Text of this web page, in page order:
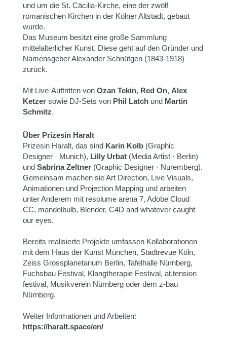
und um die St. Cäcilia-Kirche, eine der zwölf
romanischen Kirchen in der Kölner Altstadt, gebaut
wurde.
Das Museum besitzt eine große Sammlung
mittelalterlicher Kunst. Diese geht auf den Gründer und
Namensgeber Alexander Schnütgen (1843-1918)
zurück.
Mit Live-Auftritten von Ozan Tekin, Red On, Alex
Ketzer sowie DJ-Sets von Phil Latch und Martin
Schmitz.
Über Prizesin Haralt
Prizesin Haralt, das sind Karin Kolb (Graphic
Designer · Munich), Lilly Urbat (Media Artist · Berlin)
und Sabrina Zeltner (Graphic Designer · Nuremberg).
Gemeinsam machen sie Art Direction, Live Visuals,
Animationen und Projection Mapping und arbeiten
unter Anderem mit resolume arena 7, Adobe Cloud
CC, mandelbulb, Blender, C4D and whatever caught
our eyes.
Bereits realisierte Projekte umfassen Kollaborationen
mit dem Haus der Kunst München, Stadtrevue Köln,
Zeiss Grossplanetarium Berlin, Tafelhalle Nürnberg,
Fuchsbau Festival, Klangtherapie Festival, at.tension
festival, Musikverein Nürnberg oder dem z-bau
Nürnberg.
Weiter Informationen und Arbeiten:
https://haralt.space/en/